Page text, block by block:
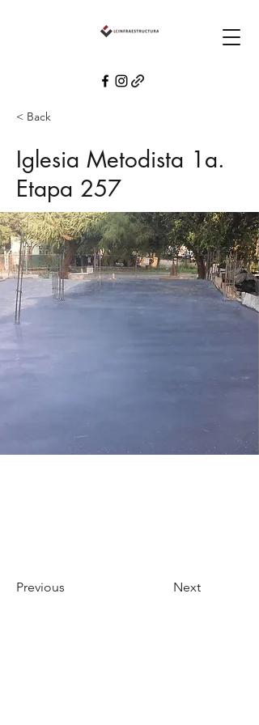
< Back
Iglesia Metodista 1a.
Etapa 257
Previous Next